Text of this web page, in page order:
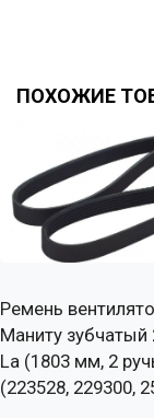
ПОХОЖИЕ
Ремень
Маниту зубчатый
La (1803 мм, 2
(223528, 229300,